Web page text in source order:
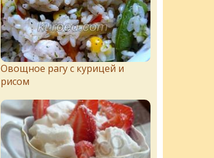
Овощное рагу с курицей и
рисом